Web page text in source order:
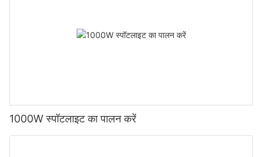
1000W स्पॉटलाइट का पालन करें